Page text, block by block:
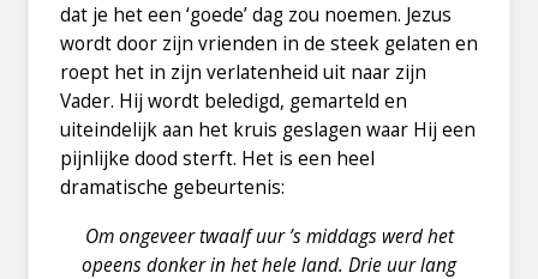
dat je het een ‘goede’ dag zou noemen. Jezus
wordt door zijn vrienden in de steek gelaten en
roept het in zijn verlatenheid uit naar zijn
Vader. Hij wordt beledigd, gemarteld en
uiteindelijk aan het kruis geslagen waar Hij een
pijnlijke dood sterft. Het is een heel
dramatische gebeurtenis:
Om ongeveer twaalf uur ’s middags werd het
opeens donker in het hele land. Drie uur lang